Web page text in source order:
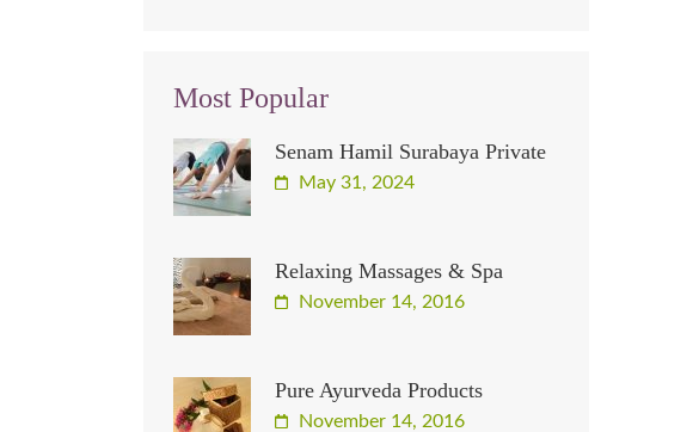
Most Popular
Senam Hamil Surabaya Private
May 31, 2024
Relaxing Massages & Spa
November 14, 2016
Pure Ayurveda Products
November 14, 2016